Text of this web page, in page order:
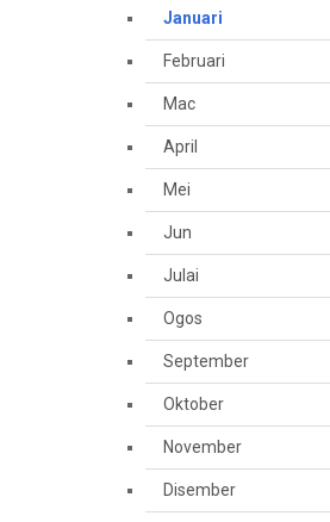
Januari
Februari
Mac
April
Mei
Jun
Julai
Ogos
September
Oktober
November
Disember